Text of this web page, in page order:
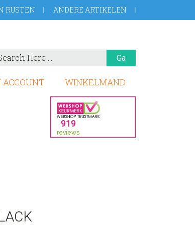
RUSTEN ANDERE ARTIKELEN
WINKELMAND